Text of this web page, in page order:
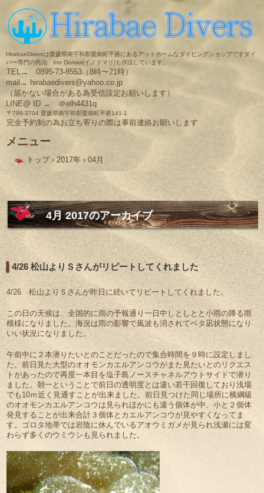
HirabaeDiversは愛媛県南宇和郡愛南町平碆にあるアットホームなダイビングショップですダイ
バー専門の民泊 Ino Domari(イノドマリ)も併設しています。
TEL→ 0895-73-8553（8時〜21時）
mail→ hirabaedivers@yahoo.co.jp
（届かない場合がある為受信設定お願いします）
LINE@ ID → ＠elh4431q
〒798-3704 愛媛県南宇和郡愛南町平碆141-1
完全予約制の為お立ち寄りの際は事前連絡お願いします
メニュー
へ
ス
キ
ッ
プ
トップ › 2017年 › 04月
4月 2017のアーカイブ
4/26 松山よりＳさんがリピートしてくれました
4/26 松山よりＳさんが昨日に続いてリピートしてくれました。
この日の天候は、全国的に雨の予報通り一日中しとしとと小雨の降る雨
模様になりました。海況は雨の影響で風波も消されてベタ凪状態になり
いい状況になりました。
午前中に２本潜りたいとのことだったので集合時間を９時に設定しまし
た。前日見た大型のオオモンカエルアンコウがまた見たいとのリクエス
トがあったので再度一本目を塩子島ノースチャネルアウトサイドで潜り
ました。朝一ということで前日の透明度とは違い若干回復しており浅場
でも10ｍ近く見通すことが出来ました。前日見つけた同じ場所に横綱級
のオオモンカエルアンコウは見られほかにも違う個体が中、小と２個体
発見することが出来合計３個体とカエルアンコウが見やすくなってま
す。ゴロタ地帯では岩陰に休んでいるアオウミガメが見られ浅瀬には変
わらず多くのウミウシも見られました。